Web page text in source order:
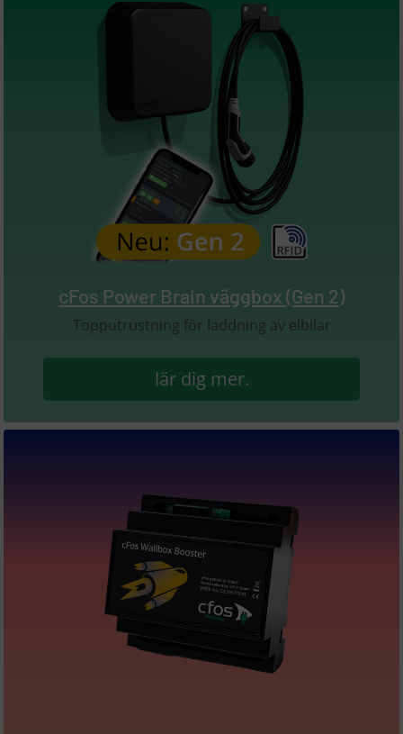
cFos Power Brain väggbox (Gen 2)
Topputrustning för laddning av elbilar
lär dig mer.